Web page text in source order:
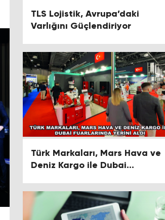
TLS Lojistik, Avrupa’daki
Varlığını Güçlendiriyor
Türk Markaları, Mars Hava ve
Deniz Kargo ile Dubai